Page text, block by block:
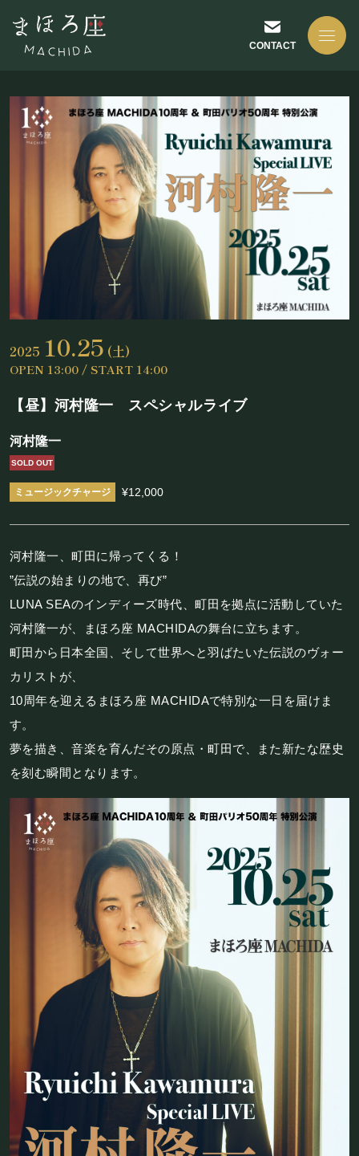
CONTACT
NEWS
お知らせ
ABOUT US
座長挨拶
機材リスト
アクセス
SCHEDULE
RESERVATION
予約・当日の流れ
FOOD&DRINK
フード&ドリンク
PRIVATE
貸切パーティー・ホールレンタル
BOOKING
ライブ出演について
採用情報
よくある質問
プライバシーポリシー
キャンセルポリシー
お問い合わせ
©Mahoroza. All Rights Reserved.
2025 10.25 (土)
OPEN 13:00 / START 14:00
【昼】河村隆一 スペシャルライブ
河村隆一
SOLD OUT
¥12,000
河村隆一、町田に帰ってくる！
”伝説の始まりの地で、再び”
LUNA SEAのインディーズ時代、町田を拠点に活動していた
河村隆一が、まほろ座 MACHIDAの舞台に立ちます。
町田から日本全国、そして世界へと羽ばたいた伝説のヴォー
カリストが、
10周年を迎えるまほろ座 MACHIDAで特別な一日を届けま
す。
夢を描き、音楽を育んだその原点・町田で、また新たな歴史
を刻む瞬間となります。